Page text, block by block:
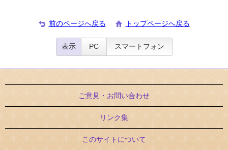
前のページへ戻る トップページへ戻る
表示 PC スマートフォン
ご意見・お問い合わせ
リンク集
このサイトについて